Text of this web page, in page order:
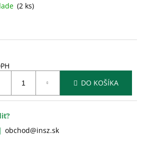
(2 ks)
DO KOŠÍKA
obchod@insz.sk